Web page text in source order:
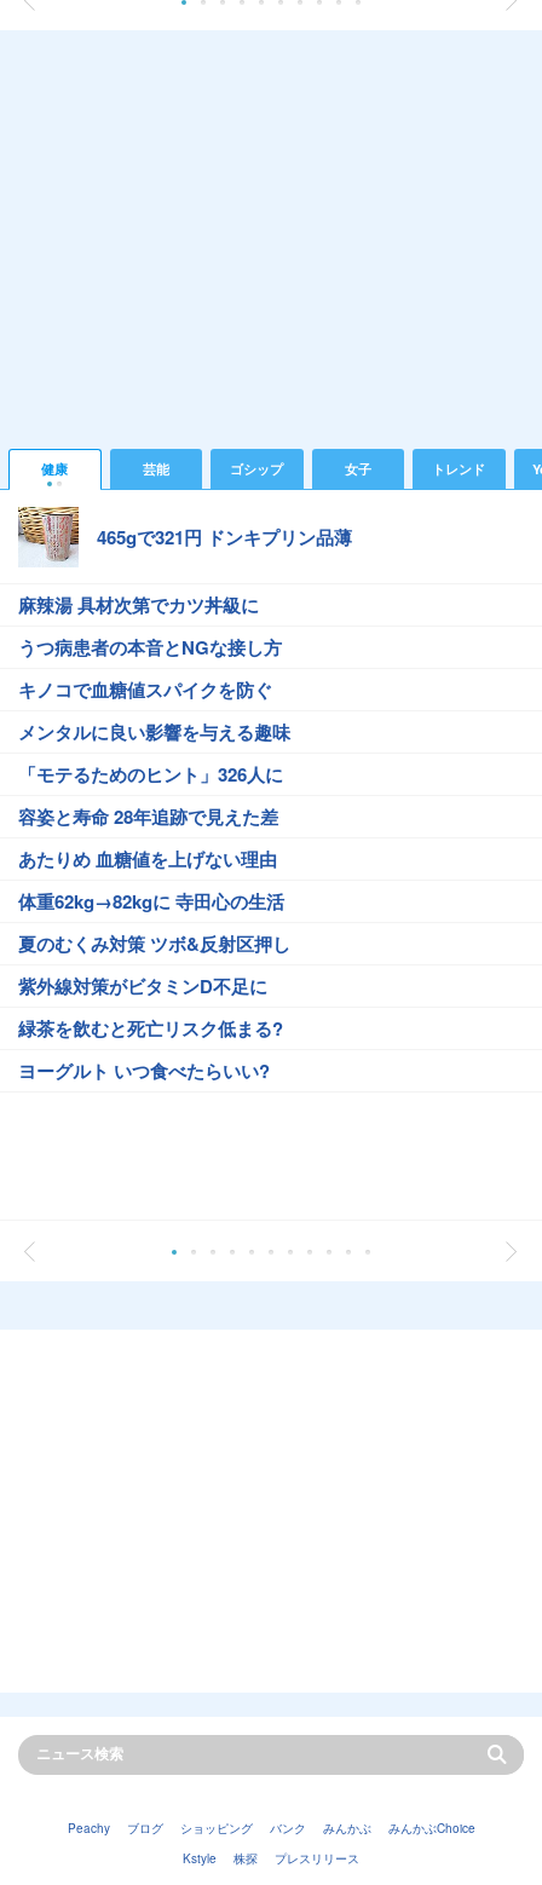
健康 芸能 ゴシップ 女子 トレンド
465gで321円 ドンキプリン品薄
麻辣湯 具材次第でカツ丼級に
うつ病患者の本音とNGな接し方
キノコで血糖値スパイクを防ぐ
メンタルに良い影響を与える趣味
「モテるためのヒント」326人に
容姿と寿命 28年追跡で見えた差
あたりめ 血糖値を上げない理由
体重62kg→82kgに 寺田心の生活
夏のむくみ対策 ツボ&反射区押し
紫外線対策がビタミンD不足に
緑茶を飲むと死亡リスク低まる?
ヨーグルト いつ食べたらいい?
Peachy ブログ ショッピング バンク みんかぶ
みんかぶChoice
Kstyle
株探 プレスリリース